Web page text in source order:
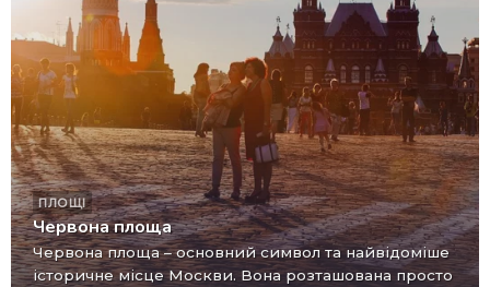
ПЛОЩІ
Червона площа
Червона площа – основний символ та найвідоміше
історичне місце Москви. Вона розташована просто